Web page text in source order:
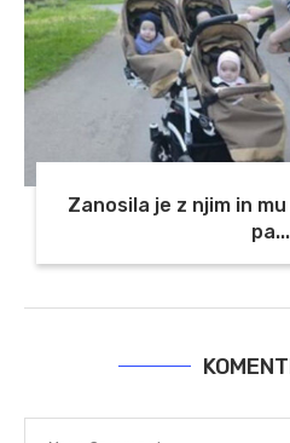
Zanosila je z njim in
pa...